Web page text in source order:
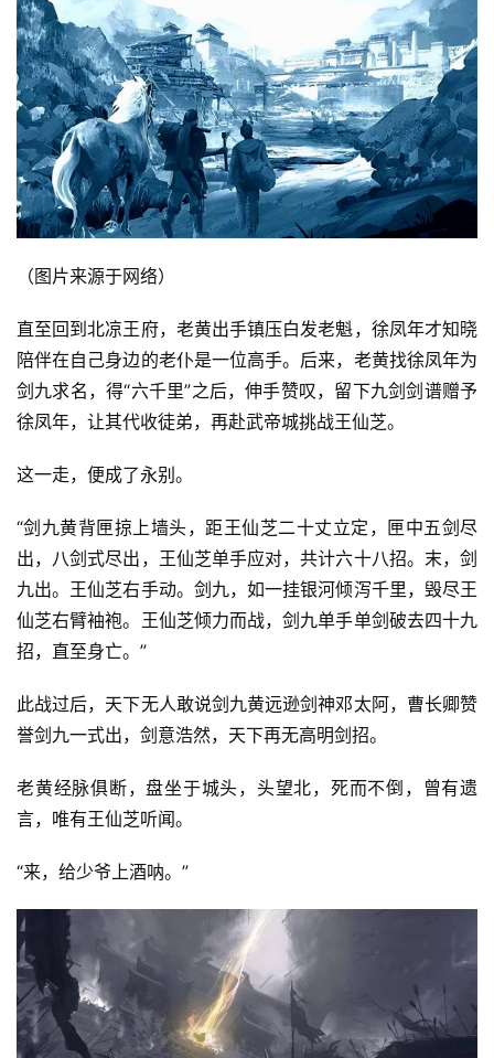
（图片来源于网络）
直至回到北凉王府，老黄出手镇压白发老魁，徐凤年才知晓
陪伴在自己身边的老仆是一位高手。后来，老黄找徐凤年为
剑九求名，得“六千里”之后，伸手赞叹，留下九剑剑谱赠予
徐凤年，让其代收徒弟，再赴武帝城挑战王仙芝。
这一走，便成了永别。
“剑九黄背匣掠上墙头，距王仙芝二十丈立定，匣中五剑尽
出，八剑式尽出，王仙芝单手应对，共计六十八招。末，剑
九出。王仙芝右手动。剑九，如一挂银河倾泻千里，毁尽王
仙芝右臂袖袍。王仙芝倾力而战，剑九单手单剑破去四十九
招，直至身亡。”
此战过后，天下无人敢说剑九黄远逊剑神邓太阿，曹长卿赞
誉剑九一式出，剑意浩然，天下再无高明剑招。
老黄经脉俱断，盘坐于城头，头望北，死而不倒，曾有遗
言，唯有王仙芝听闻。
“来，给少爷上酒呐。”